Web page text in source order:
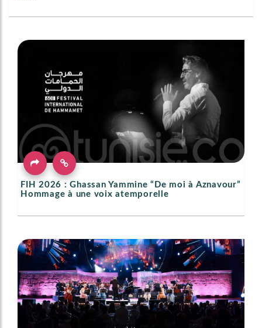
FIH 2026 : Ghassan Yammine “De moi à Aznavour”
Hommage à une voix atemporelle